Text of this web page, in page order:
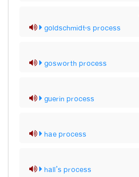
goldschmidt's process
gosworth process
guerin process
hae process
hall’s process